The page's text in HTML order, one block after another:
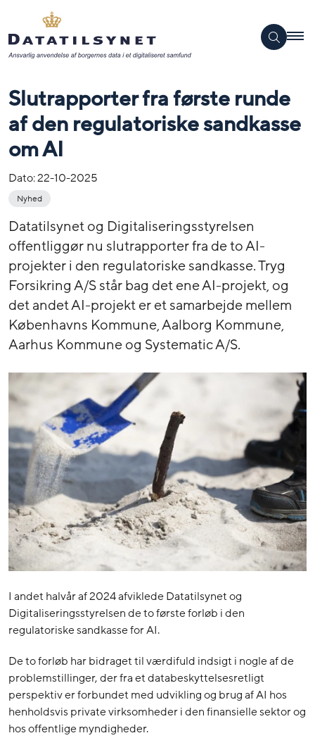
Slutrapporter fra første runde
af den regulatoriske sandkasse
om AI
Dato:22-10-2025
Nyhed
Datatilsynet og Digitaliseringsstyrelsen
offentliggør nu slutrapporter fra de to AI-
projekter i den regulatoriske sandkasse. Tryg
Forsikring A/S står bag det ene AI-projekt, og
det andet AI-projekt er et samarbejde mellem
Københavns Kommune, Aalborg Kommune,
Aarhus Kommune og Systematic A/S.
I andet halvår af 2024 afviklede Datatilsynet og
Digitaliseringsstyrelsen de to første forløb i den
regulatoriske sandkasse for AI.
De to forløb har bidraget til værdifuld indsigt i nogle af de
problemstillinger, der fra et databeskyttelsesretligt
perspektiv er forbundet med udvikling og brug af AI hos
henholdsvis private virksomheder i den finansielle sektor og
hos offentlige myndigheder.